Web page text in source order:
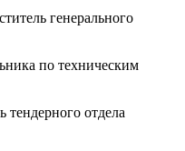
генерального
по техническим
отдела